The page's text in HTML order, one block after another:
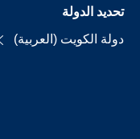
تحديد الدولة
دولة الكويت (العربية)